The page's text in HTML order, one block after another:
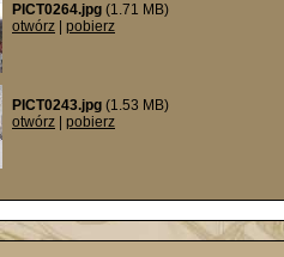
PICT0264.jpg (1.71 MB)
otwórz
pobierz
PICT0243.jpg (1.53 MB)
otwórz
pobierz